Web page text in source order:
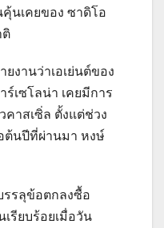
นเคยของ ซาดิโอ
ติ
ยงานว่าเอเย่นต์ของ
เซโลน่า เคยมีการ
าสเซิ่ล ตั้งแต่ช่วง
ต้นปีที่ผ่านมา หงษ์
รรลุข้อตกลงซื้อ
เรียบร้อยเมื่อวัน